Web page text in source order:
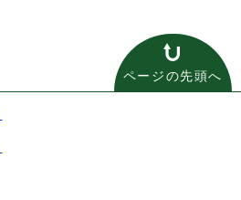
ページの先頭へ